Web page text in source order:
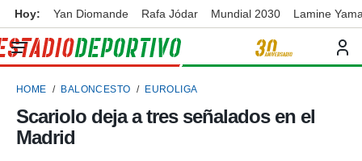
de
por
para
la
Hoy: Yan Diomande Rafa Jódar Mundial 2030 Lamine
HOME BALONCESTO EUROLIGA
Scariolo deja a tres señalados en el
Madrid